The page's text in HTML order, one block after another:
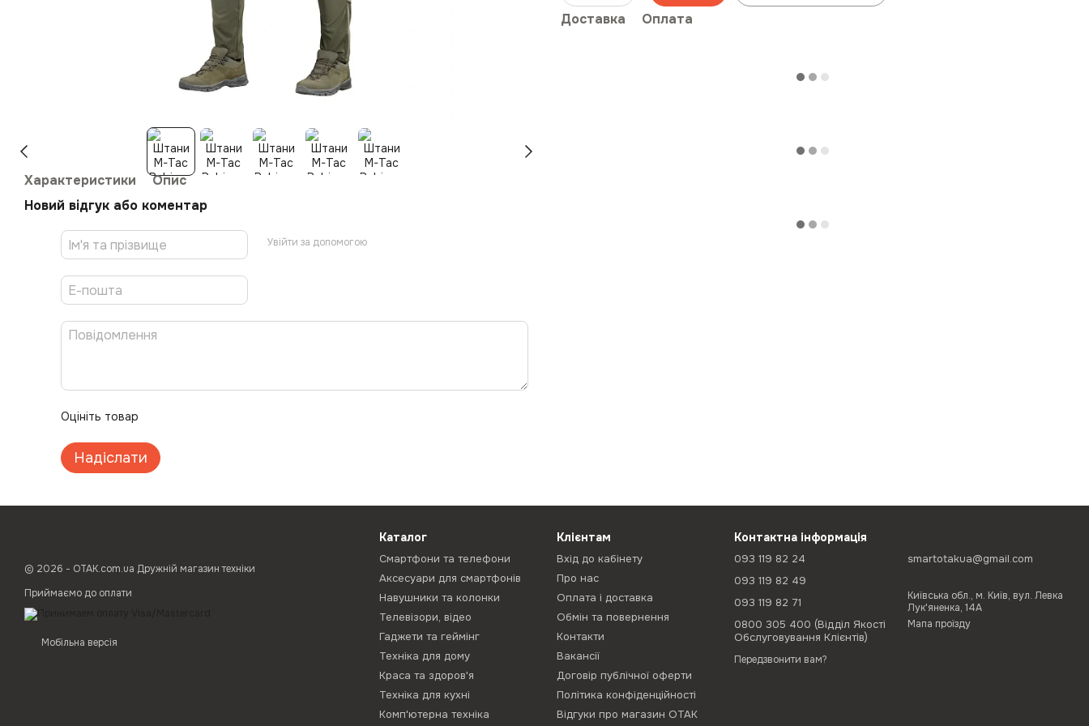
Характеристики
Опис
Новий відгук або коментар
Увійти за допомогою
Оцініть товар
Надіслати
Доставка Оплата
© 2026 - ОТАК.com.ua Дружній магазин техніки
Приймаємо до оплати
Мобільна версія
Каталог
Смартфони та телефони
Аксесуари для смартфонів
Навушники та колонки
Телевізори, відео
Гаджети та геймінг
Техніка для дому
Краса та здоров'я
Техніка для кухні
Комп'ютерна техніка
Клієнтам
Вхід до кабінету
Про нас
Оплата і доставка
Обмін та повернення
Контакти
Вакансії
Договір публічної оферти
Політика конфіденційності
Відгуки про магазин ОТАК
Контактна інформація
093 119 82 24
093 119 82 49
093 119 82 71
0800 305 400 (Відділ Якості
Обслуговування Клієнтів)
Передзвонити вам?
smartotakua@gmail.com
Київська обл., м. Київ, вул. Левка
Лук'яненка, 14А
Мапа проїзду